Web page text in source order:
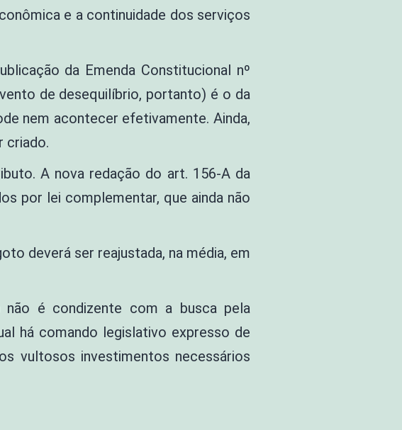
e a continuidade dos serviços
da Emenda Constitucional nº
de desequilíbrio, portanto) é o da
nem acontecer efetivamente. Ainda,
criado.
A nova redação do art. 156-A da
por lei complementar, que ainda não
deverá ser reajustada, na média, em
é condizente com a busca pela
há comando legislativo expresso de
vultosos investimentos necessários